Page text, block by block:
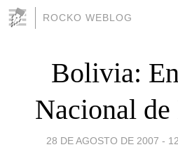
ROCKO WEBLOG
Bolivia:
Nacional
28 DE AGOSTO DE 2007 -